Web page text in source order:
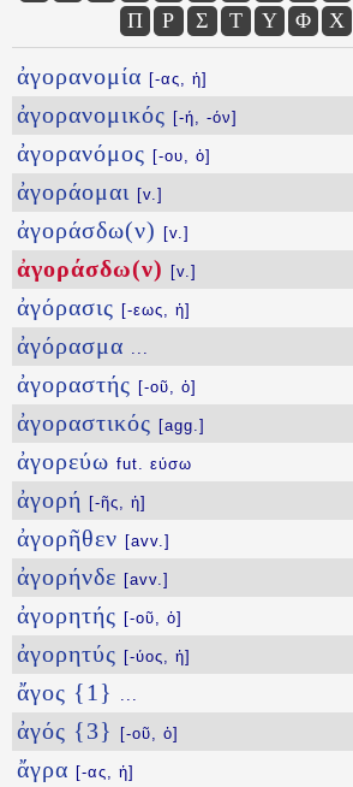
Π
Ρ Σ Τ Υ Φ Χ
ἀγορανομία [-ας, ἡ]
ἀγορανομικός [-ή, -όν]
ἀγορανόμος [-ου, ὁ]
ἀγοράομαι [v.]
ἀγοράσδω(ν) [v.]
ἀγοράσδω(ν) [v.]
ἀγόρασις [-εως, ἡ]
ἀγόρασμα ...
ἀγοραστής [-οῦ, ὁ]
ἀγοραστικός [agg.]
ἀγορεύω fut. εύσω
ἀγορή [-ῆς, ἡ]
ἀγορῆθεν [avv.]
ἀγορήνδε [avv.]
ἀγορητής [-οῦ, ὁ]
ἀγορητύς [-ύος, ἡ]
ἄγος {1} ...
ἀγός {3} [-οῦ, ὁ]
ἄγρα [-ας, ἡ]